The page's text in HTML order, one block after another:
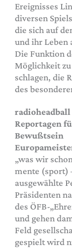
Ereignisses
diversen
die sich auf
und ihr Leben
Die Funktion
Möglichkeit
schlagen, die
des
radioheadball
Reportagen
Bewußtsein
„was wir
mente (sport)
ausgewählte
Präsidenten
des ÖFB-
und gehen
Feld
gespielt wird